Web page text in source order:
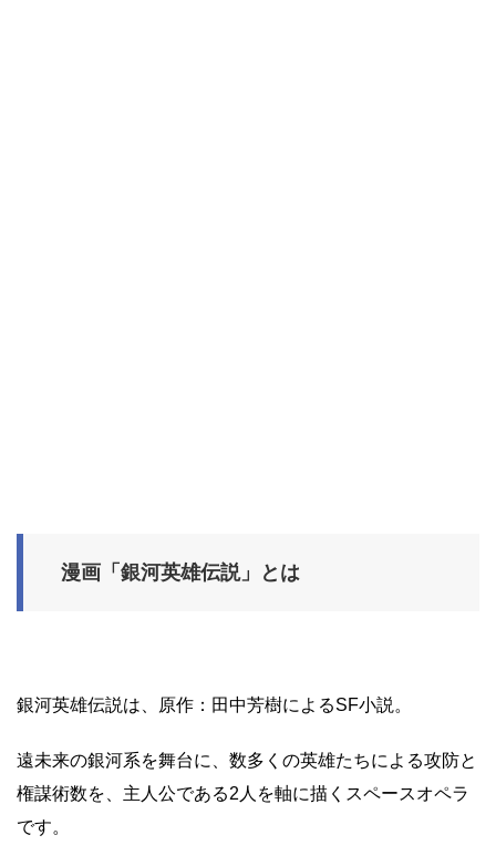
漫画「銀河英雄伝説」とは
銀河英雄伝説は、原作：田中芳樹によるSF小説。
遠未来の銀河系を舞台に、数多くの英雄たちによる攻防と
権謀術数を、主人公である2人を軸に描くスペースオペラ
です。